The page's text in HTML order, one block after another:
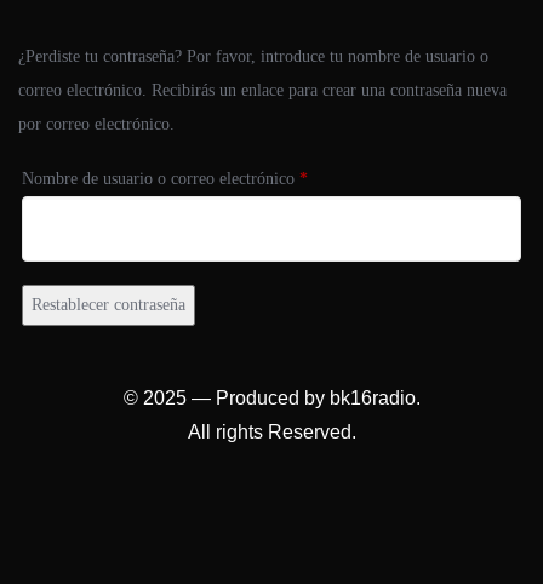
¿Perdiste tu contraseña? Por favor, introduce tu nombre de usuario o
correo electrónico. Recibirás un enlace para crear una contraseña nueva
por correo electrónico.
Nombre de usuario o correo electrónico *
Restablecer contraseña
© 2025 — Produced by bk16radio.
All rights Reserved.